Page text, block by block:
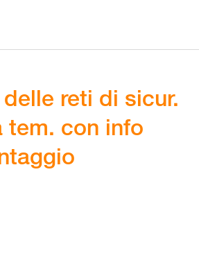
reti di sicur.
tem. con info